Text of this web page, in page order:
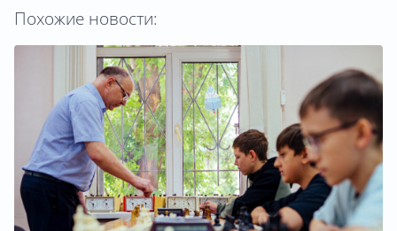
Похожие новости: